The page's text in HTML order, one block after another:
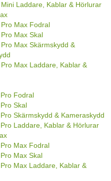
Laddare, Kablar & Hörlurar
Max Fodral
Max Skal
Max Skärmskydd &
Max Laddare, Kablar &
Fodral
Skal
Skärmskydd & Kameraskydd
Laddare, Kablar & Hörlurar
Max Fodral
Max Skal
Max Laddare, Kablar &